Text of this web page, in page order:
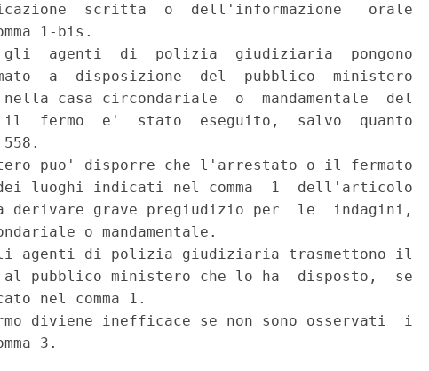
scritta  o  dell'informazione   orale
1-bis.
agenti  di  polizia  giudiziaria  pongono
a  disposizione  del  pubblico  ministero
nella casa circondariale  o  mandamentale  del
il  fermo  e'  stato  eseguito,  salvo  quanto
puo' disporre che l'arrestato o il fermato
luoghi indicati nel comma  1  dell'articolo
derivare grave pregiudizio per  le  indagini,
o mandamentale.
agenti di polizia giudiziaria trasmettono il
al pubblico ministero che lo ha  disposto,  se
nel comma 1.
diviene inefficace se non sono osservati  i
3.